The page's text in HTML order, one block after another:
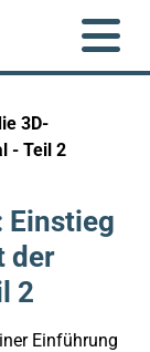
3D-
- Teil 2
Einstieg
der
2
Einführung